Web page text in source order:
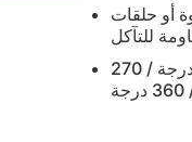
أو حلقات
دوران سلس مع خيارات 180 درجة / 270